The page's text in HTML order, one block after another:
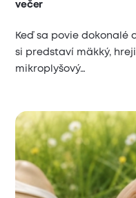
večer
Keď sa povie dokonalé
si predstaví mäkký,
mikroplyšový…